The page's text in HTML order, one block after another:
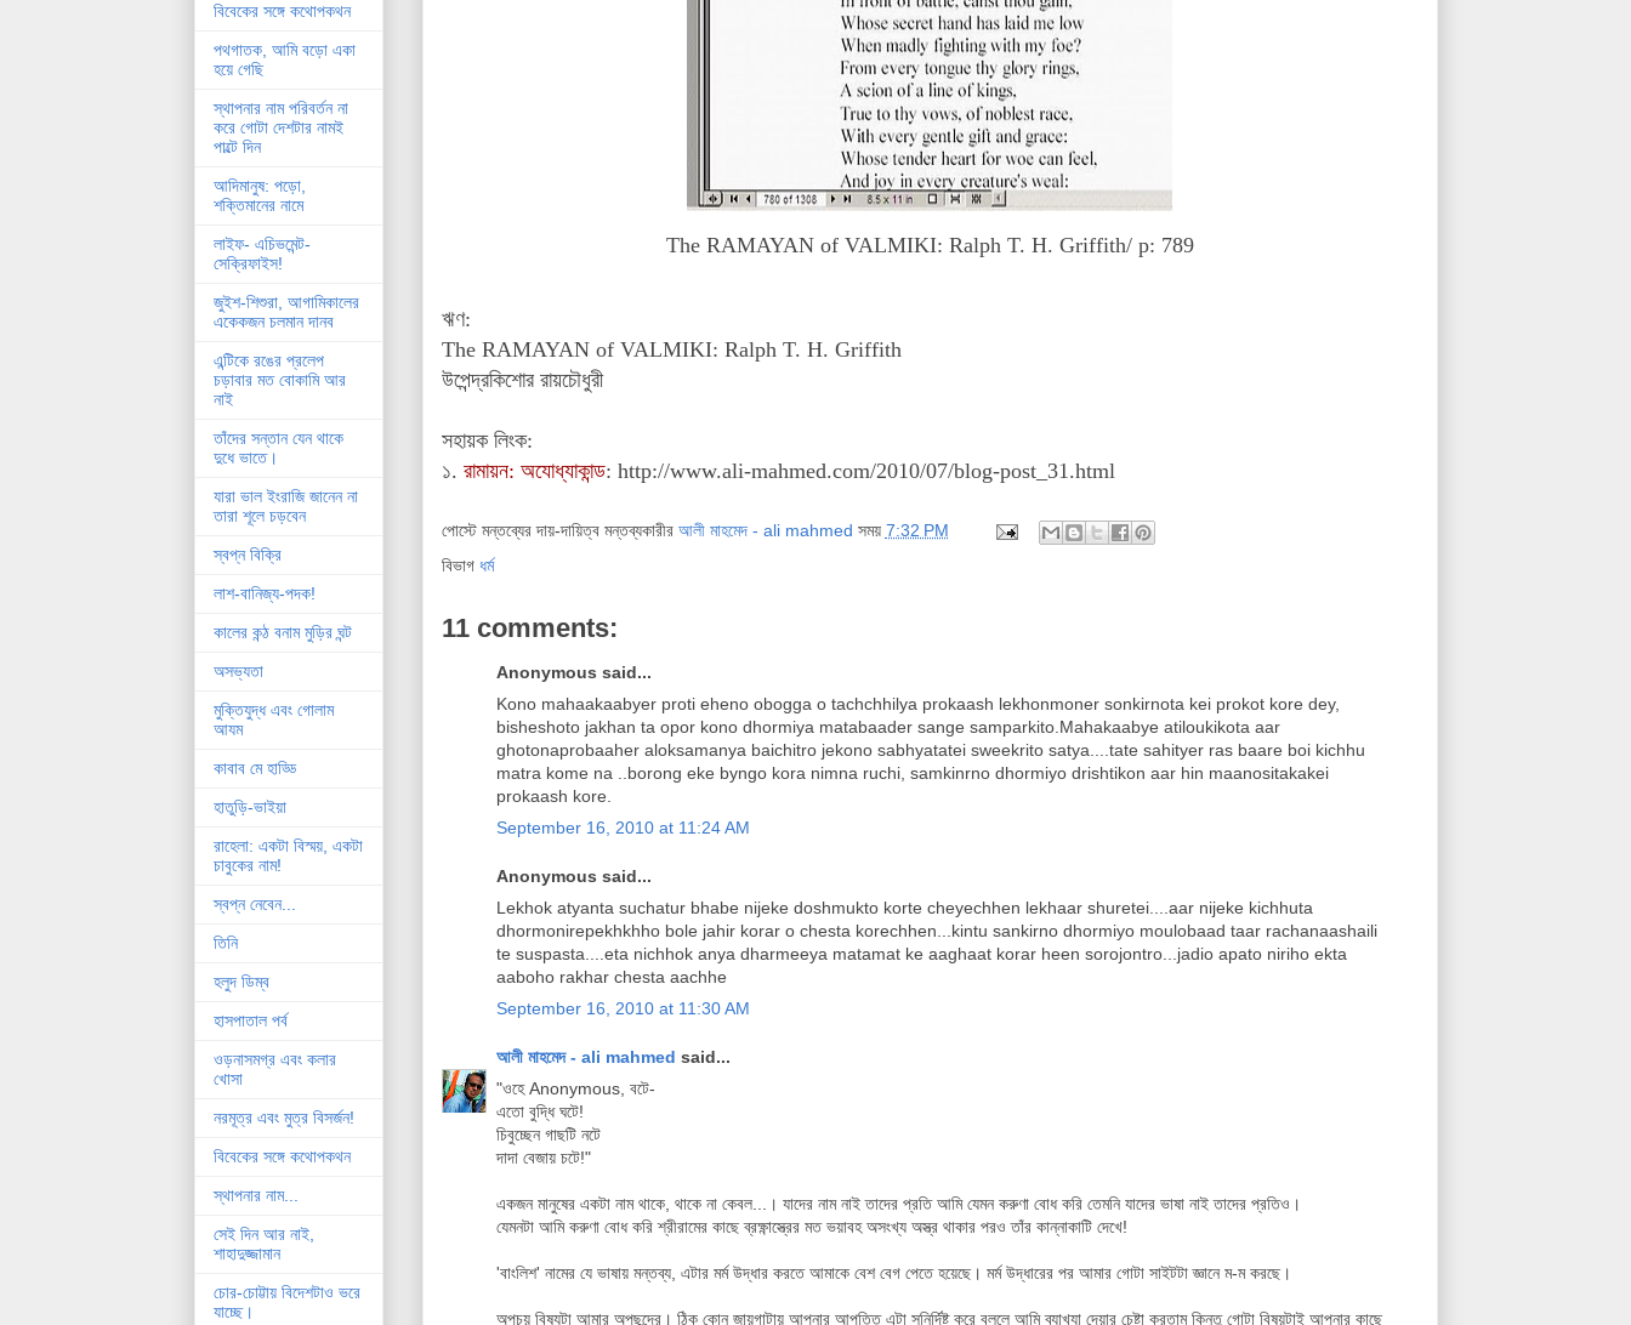
The RAMAYAN of VALMIKI: Ralph T. H. Griffith/ p: 789
ঋণ:
The RAMAYAN of VALMIKI: Ralph T. H. Griffith
উপেন্দ্রকিশোর রায়চৌধুরী
সহায়ক লিংক:
১. রামায়ন: অযোধ্যাকান্ড: http://www.ali-mahmed.com/2010/07/blog-post_31.html
পোস্টে মন্তব্যের দায়-দায়িত্ব মন্তব্যকারীর আলী মাহমেদ - ali mahmed সময় 7:32 PM
বিভাগ ধর্ম
11 comments:
Anonymous said...
Kono mahaakaabyer proti eheno obogga o tachchhilya prokaash lekhonmoner sonkirnota kei prokot kore dey,
bisheshoto jakhan ta opor kono dhormiya matabaader sange samparkito.Mahakaabye atiloukikota aar
ghotonaprobaaher aloksamanya baichitro jekono sabhyatatei sweekrito satya....tate sahityer ras baare boi kichhu
matra kome na ..borong eke byngo kora nimna ruchi, samkinrno dhormiyo drishtikon aar hin maanositakakei
prokaash kore.
September 16, 2010 at 11:24 AM
Anonymous said...
Lekhok atyanta suchatur bhabe nijeke doshmukto korte cheyechhen lekhaar shuretei....aar nijeke kichhuta
dhormonirepekhkhho bole jahir korar o chesta korechhen...kintu sankirno dhormiyo moulobaad taar rachanaashaili
te suspasta....eta nichhok anya dharmeeya matamat ke aaghaat korar heen sorojontro...jadio apato niriho ekta
aaboho rakhar chesta aachhe
September 16, 2010 at 11:30 AM
আলী মাহমেদ - ali mahmed said...
"ওহে Anonymous, বটে-
এতো বুদ্ধি ঘটে!
চিবুচ্ছেন গাছটি নটে
দাদা বেজায় চটে!"
একজন মানুষের একটা নাম থাকে, থাকে না কেবল...। যাদের নাম নাই তাদের প্রতি আমি যেমন করুণা বোধ করি তেমনি যাদের ভাষা নাই তাদের প্রতিও।
যেমনটা আমি করুণা বোধ করি শ্রীরামের কাছে ব্রক্ষ্ণাস্ত্রের মত ভয়াবহ অসংখ্য অস্ত্র থাকার পরও তাঁর কান্নাকাটি দেখে!
'বাংলিশ' নামের যে ভাষায় মন্তব্য, এটার মর্ম উদ্ধার করতে আমাকে বেশ বেগ পেতে হয়েছে। মর্ম উদ্ধারের পর আমার গোটা সাইটটা জ্ঞানে ম-ম করছে।
অপচয় বিষযটা আমার অপছন্দের। ঠিক কোন জায়গাটায় আপনার আপত্তি এটা সুনির্দিষ্ট করে বললে আমি ব্যাখ্যা দেয়ার চেষ্টা করতাম কিন্তু গোটা বিষয়টাই আপনার কাছে
বিবেকের সঙ্গে কথোপকথন
পথগাতক, আমি বড়ো একা
হয়ে গেছি
স্থাপনার নাম পরিবর্তন না
করে গোটা দেশটার নামই
পাল্টে দিন
আদিমানুষ: পড়ো,
শক্তিমানের নামে
লাইফ- এচিভমেন্ট-
সেক্রিফাইস!
জুইশ-শিশুরা, আগামিকালের
একেকজন চলমান দানব
এন্টিকে রঙের প্রলেপ
চড়াবার মত বোকামি আর
নাই
তাঁদের সন্তান যেন থাকে
দুধে ভাতে।
যারা ভাল ইংরাজি জানেন না
তারা শূলে চড়বেন
স্বপ্ন বিক্রি
লাশ-বানিজ্য-পদক!
কালের কন্ঠ বনাম মুড়ির ঘন্ট
অসভ্যতা
মুক্তিযুদ্ধ এবং গোলাম
আযম
কাবাব মে হাড্ডি
হাতুড়ি-ভাইয়া
রাহেলা: একটা বিস্ময়, একটা
চাবুকের নাম!
স্বপ্ন নেবেন...
তিনি
হলুদ ডিম্ব
হাসপাতাল পর্ব
ওড়নাসমগ্র এবং কলার
খোসা
নরমূত্র এবং মুত্র বিসর্জন!
বিবেকের সঙ্গে কথোপকথন
স্থাপনার নাম...
সেই দিন আর নাই,
শাহাদুজ্জামান
চোর-চোট্টায় বিদেশটাও ভরে
যাচ্ছে।